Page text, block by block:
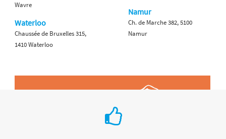
Wavre
Waterloo
Chaussée de Bruxelles 315,
1410 Waterloo
Namur
Ch. de Marche 382, 5100
Namur